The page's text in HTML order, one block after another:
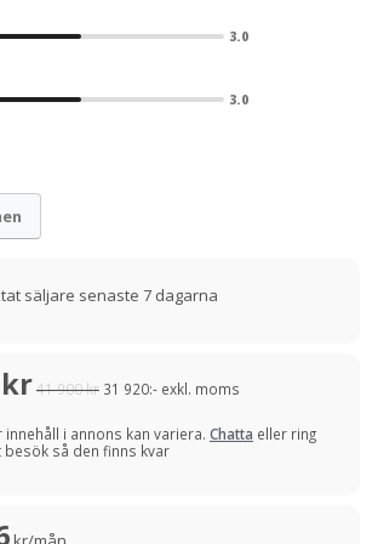
3.0
3.0
säljare senaste 7 dagarna
kr41 900 kr 31 920:- exkl. moms
innehåll i annons kan variera. Chatta eller ring
besök så den finns kvar